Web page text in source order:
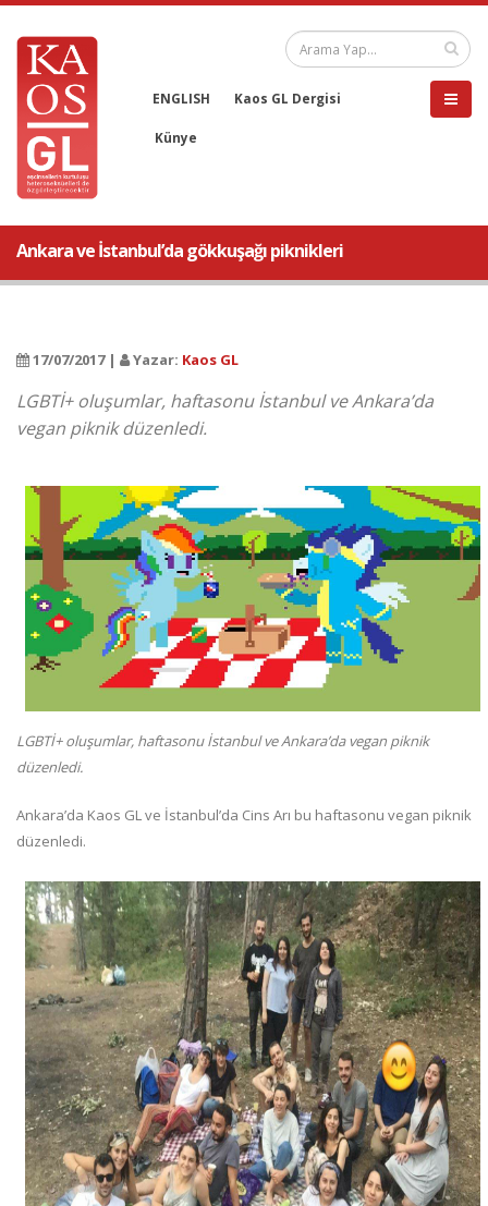
ENGLISH Kaos GL Dergisi
Künye
Ankara ve İstanbul’da gökkuşağı piknikleri
17/07/2017 | Yazar: Kaos GL
LGBTİ+ oluşumlar, haftasonu İstanbul ve Ankara’da
vegan piknik düzenledi.
LGBTİ+ oluşumlar, haftasonu İstanbul ve Ankara’da vegan piknik
düzenledi.
Ankara’da Kaos GL ve İstanbul’da Cins Arı bu haftasonu vegan piknik
düzenledi.